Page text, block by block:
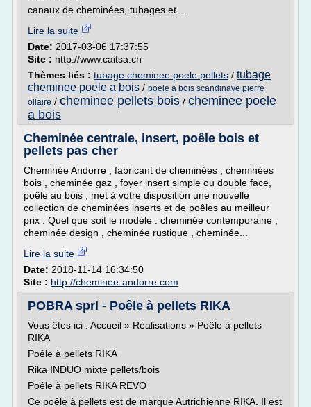
canaux de cheminées, tubages et...
Lire la suite
Date: 2017-03-06 17:37:55
Site : http://www.caitsa.ch
Thèmes liés : tubage cheminee poele pellets / tubage
cheminee poele a bois / poele a bois scandinave pierre
ollaire / cheminee pellets bois / cheminee poele
a bois
Cheminée centrale, insert, poêle bois et
pellets pas cher
Cheminée Andorre , fabricant de cheminées , cheminées
bois , cheminée gaz , foyer insert simple ou double face,
poêle au bois , met à votre disposition une nouvelle
collection de cheminées inserts et de poêles au meilleur
prix . Quel que soit le modèle : cheminée contemporaine ,
cheminée design , cheminée rustique , cheminée...
Lire la suite
Date: 2018-11-14 16:34:50
Site : http://cheminee-andorre.com
POBRA sprl - Poêle à pellets RIKA
Vous êtes ici : Accueil » Réalisations » Poêle à pellets
RIKA
Poêle à pellets RIKA
Rika INDUO mixte pellets/bois
Poêle à pellets RIKA REVO
Ce poêle à pellets est de marque Autrichienne RIKA. Il est